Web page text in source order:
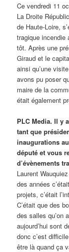
Ce vendredi 11
La Droite
de Haute-Loire,
tragique incendie
tôt.Après une
Giraud et le
ainsi qu’une
avons pu poser
maire de la
était également
PLC Media. Il y
tant que
inaugurations
député et vous
d’évènements
Laurent
des années
projets, c’était
C’était que des
des salles qu’on
aujourd’hui sont
donc c’est
être là quand ça